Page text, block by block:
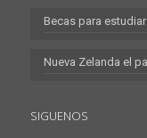
Becas para
Nueva Zelanda el
SIGUENOS